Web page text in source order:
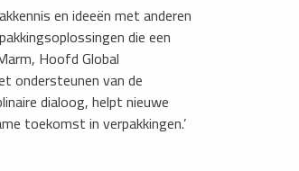
en ideeën met anderen
die een
Hoofd Global
ondersteunen van de
dialoog, helpt nieuwe
toekomst in verpakkingen.’